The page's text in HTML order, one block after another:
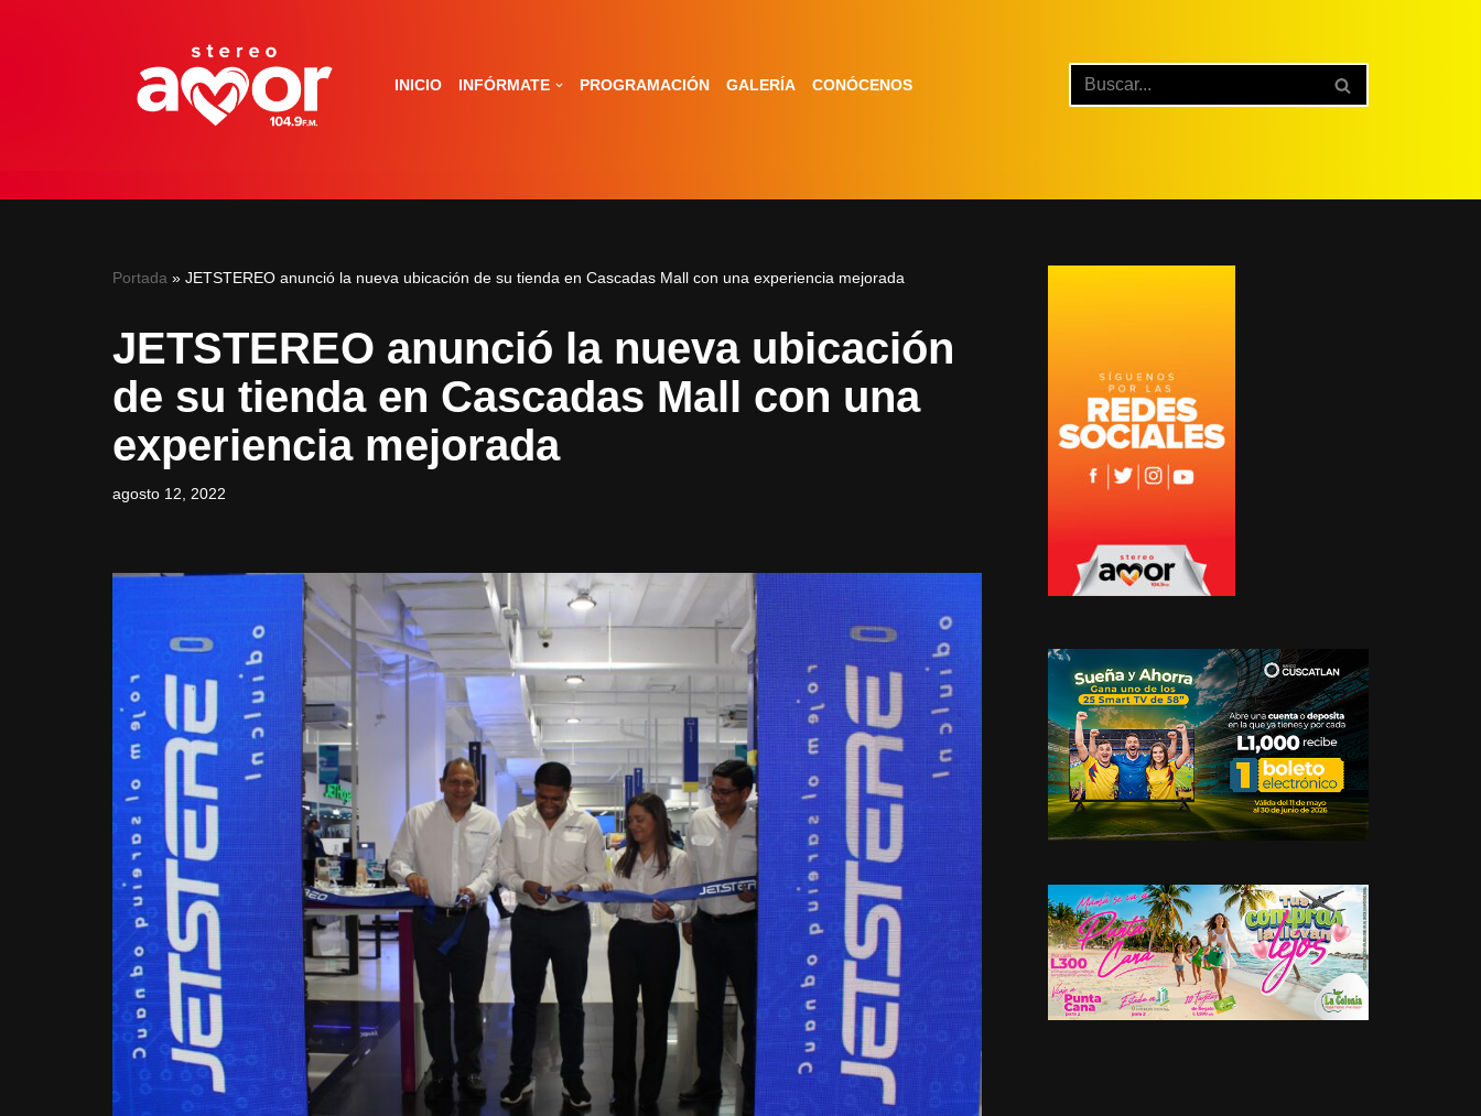
INICIO INFÓRMATE PROGRAMACIÓN GALERÍA CONÓCENOS
Portada » JETSTEREO anunció la nueva ubicación de su tienda en Cascadas Mall con una experiencia mejorada
JETSTEREO anunció la nueva ubicación
de su tienda en Cascadas Mall con una
experiencia mejorada
agosto 12, 2022